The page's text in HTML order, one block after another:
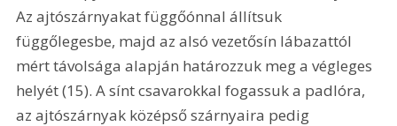
Az ajtószárnyakat függőónnal állítsuk
függőlegesbe, majd az alsó vezetősín lábazattól
mért távolsága alapján határozzuk meg a végleges
helyét (15). A sínt csavarokkal fogassuk a padlóra,
az ajtószárnyak középső szárnyaira pedig